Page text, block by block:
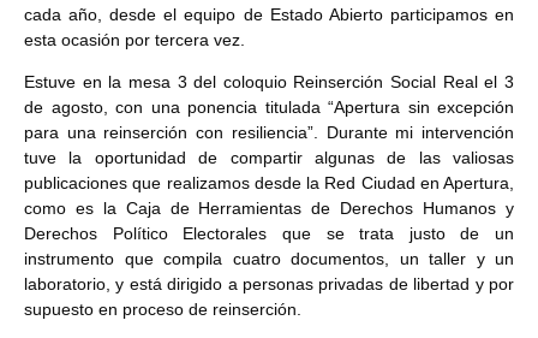
cada año, desde el equipo de Estado Abierto participamos en
esta ocasión por tercera vez.
Estuve en la mesa 3 del coloquio Reinserción Social Real el 3
de agosto, con una ponencia titulada “Apertura sin excepción
para una reinserción con resiliencia”. Durante mi intervención
tuve la oportunidad de compartir algunas de las valiosas
publicaciones que realizamos desde la Red Ciudad en Apertura,
como es la Caja de Herramientas de Derechos Humanos y
Derechos Político Electorales que se trata justo de un
instrumento que compila cuatro documentos, un taller y un
laboratorio, y está dirigido a personas privadas de libertad y por
supuesto en proceso de reinserción.